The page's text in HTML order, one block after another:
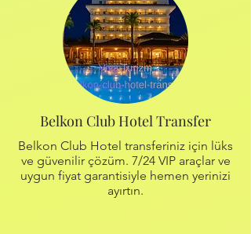
Belkon Club Hotel Transfer
Belkon Club Hotel transferiniz için lüks
ve güvenilir çözüm. 7/24 VIP araçlar ve
uygun fiyat garantisiyle hemen yerinizi
ayırtın.